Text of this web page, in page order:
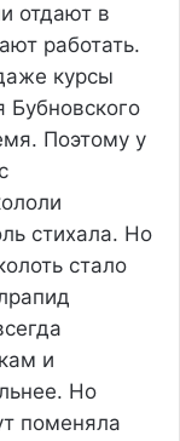
отдают в
работать.
курсы
Бубновского
Поэтому у
стихала. Но
стало
и
Но
поменяла